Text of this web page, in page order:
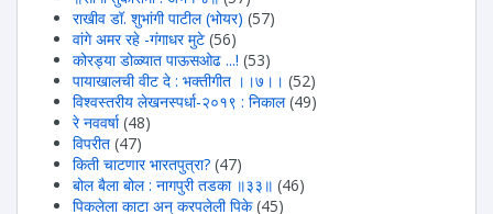
राखीव डॉ. शुभांगी पाटील (भोयर) (57)
वांगे अमर रहे -गंगाधर मुटे (56)
कोरड्या डोळ्यात पाऊसओढ ...! (53)
पायाखालची वीट दे : भक्तीगीत ।।७।। (52)
विश्वस्तरीय लेखनस्पर्धा-२०१९ : निकाल (49)
रे नववर्षा(48)
विपरीत (47)
किती चाटणार भारतपुत्रा? (47)
बोल बैला बोल : नागपुरी तडका ॥३३॥ (46)
पिकलेला काटा अन् करपलेली पिके (45)